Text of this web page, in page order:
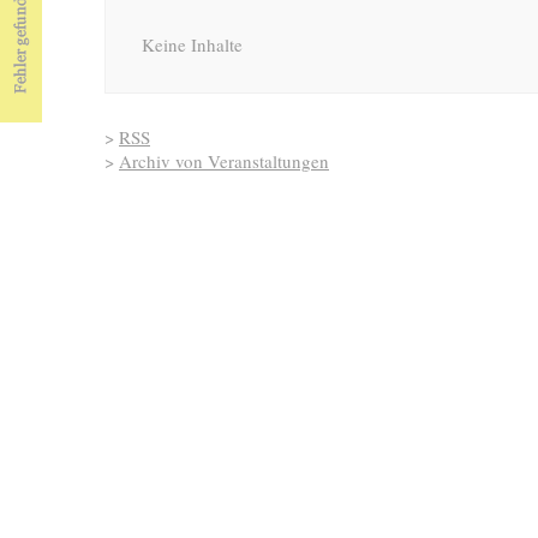
Keine Inhalte
> RSS
> Archiv von Veranstaltungen